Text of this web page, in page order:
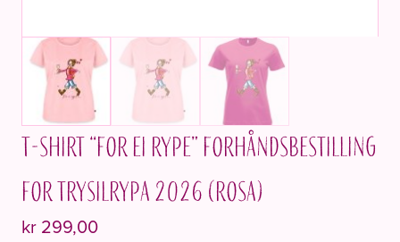
T-shirt “For ei rype” Forhåndsbestilling
for Trysilrypa 2026 (ROSA)
kr 299,00